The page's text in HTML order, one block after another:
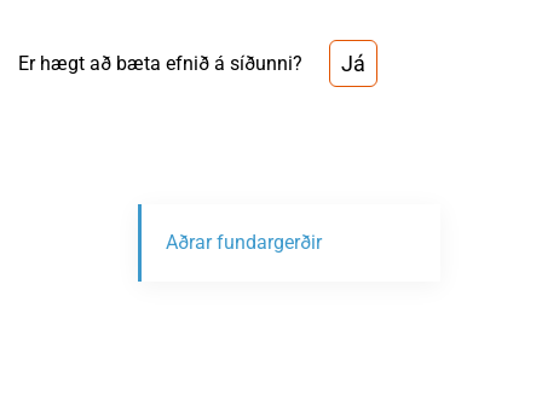
Er hægt að bæta efnið á síðunni? Já
Aðrar fundargerðir